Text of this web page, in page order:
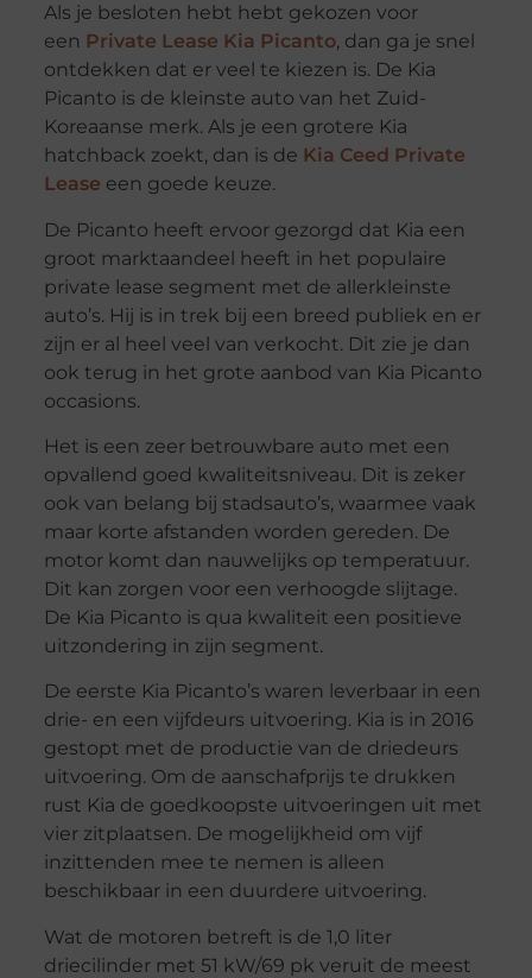
Als je besloten hebt hebt gekozen voor
een Private Lease Kia Picanto, dan ga je snel
ontdekken dat er veel te kiezen is. De Kia
Picanto is de kleinste auto van het Zuid-
Koreaanse merk. Als je een grotere Kia
hatchback zoekt, dan is de Kia Ceed Private
Lease een goede keuze.
De Picanto heeft ervoor gezorgd dat Kia een
groot marktaandeel heeft in het populaire
private lease segment met de allerkleinste
auto’s. Hij is in trek bij een breed publiek en er
zijn er al heel veel van verkocht. Dit zie je dan
ook terug in het grote aanbod van Kia Picanto
occasions.
Het is een zeer betrouwbare auto met een
opvallend goed kwaliteitsniveau. Dit is zeker
ook van belang bij stadsauto’s, waarmee vaak
maar korte afstanden worden gereden. De
motor komt dan nauwelijks op temperatuur.
Dit kan zorgen voor een verhoogde slijtage.
De Kia Picanto is qua kwaliteit een positieve
uitzondering in zijn segment.
De eerste Kia Picanto’s waren leverbaar in een
drie- en een vijfdeurs uitvoering. Kia is in 2016
gestopt met de productie van de driedeurs
uitvoering. Om de aanschafprijs te drukken
rust Kia de goedkoopste uitvoeringen uit met
vier zitplaatsen. De mogelijkheid om vijf
inzittenden mee te nemen is alleen
beschikbaar in een duurdere uitvoering.
Wat de motoren betreft is de 1,0 liter
driecilinder met 51 kW/69 pk veruit de meest